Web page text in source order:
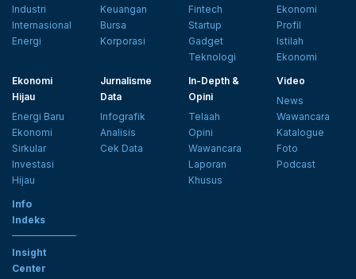
Industri
Internasional
Energi
Keuangan
Bursa
Korporasi
Fintech
Startup
Gadget
Teknologi
Ekonomi
Profil
Istilah
Ekonomi
Ekonomi
Hijau
Energi Baru
Ekonomi
Sirkular
Investasi
Hijau
Jurnalisme
Data
Infografik
Analisis
Cek Data
In-Depth &
Opini
Telaah
Opini
Wawancara
Laporan
Khusus
Video
News
Wawancara
Katalogue
Foto
Podcast
Info
Indeks
Insight
Center